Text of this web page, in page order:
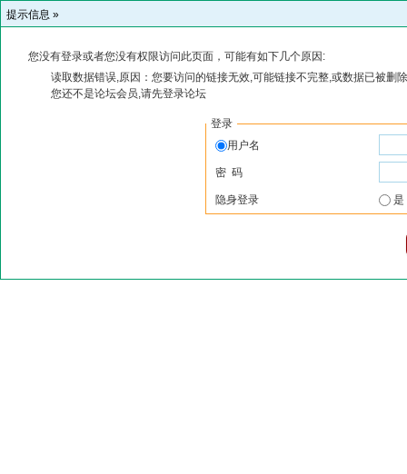
提示信息 »
您没有登录或者您没有权限访问此页面，可能有如下几个原因:
读取数据错误,原因：您要访问的链接无效,可能链接不完整,或数据已被删
您还不是论坛会员,请先登录论坛
登录
用户名
密 码
隐身登录